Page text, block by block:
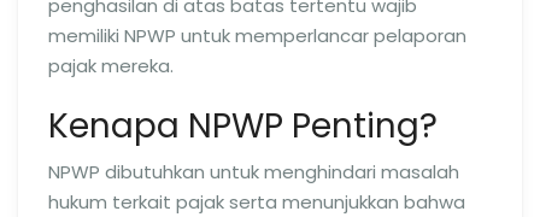
penghasilan di atas batas tertentu wajib
memiliki NPWP untuk memperlancar pelaporan
pajak mereka.
Kenapa NPWP Penting?
NPWP dibutuhkan untuk menghindari masalah
hukum terkait pajak serta menunjukkan bahwa